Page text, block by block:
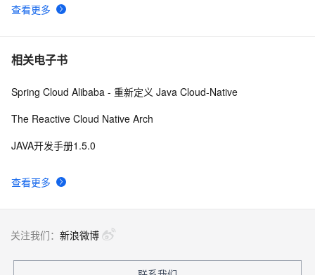
查看更多
相关电子书
查看更多
Spring Cloud Alibaba - 重新定义 Java Cloud-Native
The Reactive Cloud Native Arch
JAVA开发手册1.5.0
关注我们： 新浪微博